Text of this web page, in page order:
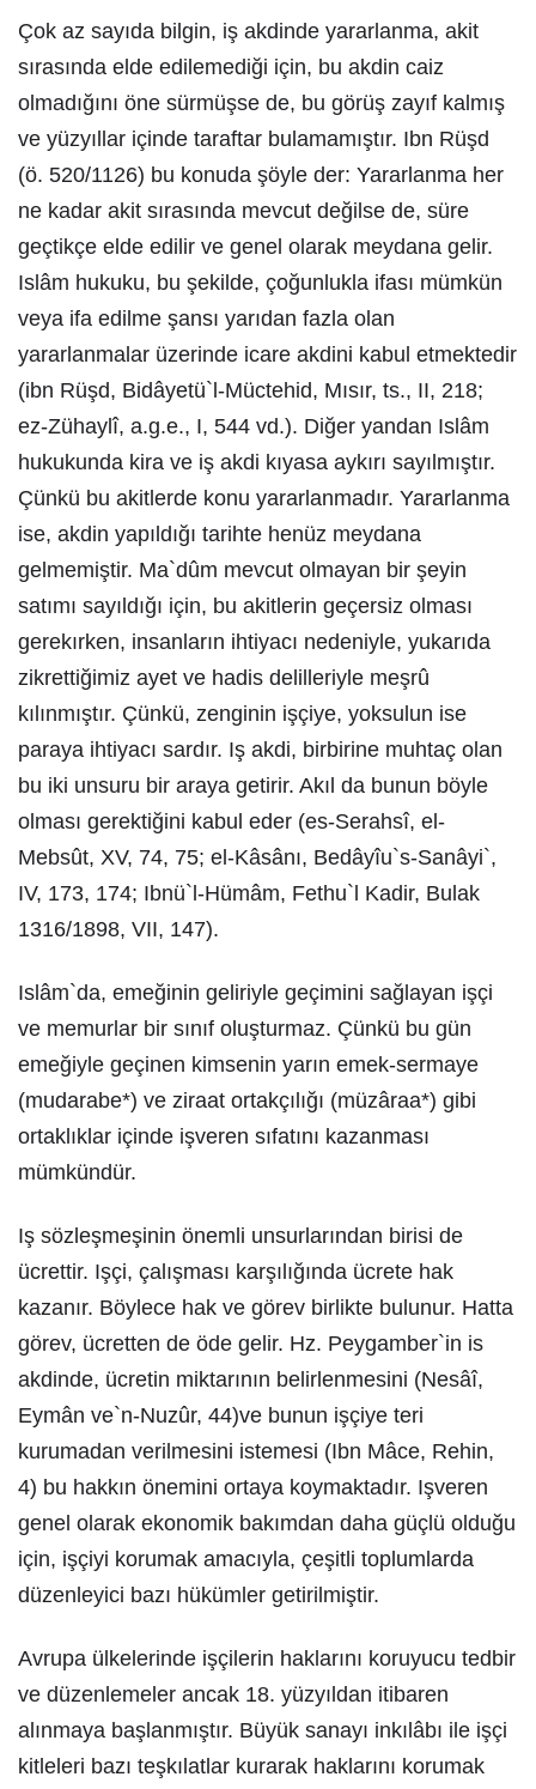
Çok az sayıda bilgin, iş akdinde yararlanma, akit
sırasında elde edilemediği için, bu akdin caiz
olmadığını öne sürmüşse de, bu görüş zayıf kalmış
ve yüzyıllar içinde taraftar bulamamıştır. Ibn Rüşd
(ö. 520/1126) bu konuda şöyle der: Yararlanma her
ne kadar akit sırasında mevcut değilse de, süre
geçtikçe elde edilir ve genel olarak meydana gelir.
Islâm hukuku, bu şekilde, çoğunlukla ifası mümkün
veya ifa edilme şansı yarıdan fazla olan
yararlanmalar üzerinde icare akdini kabul etmektedir
(ibn Rüşd, Bidâyetü`l-Müctehid, Mısır, ts., II, 218;
ez-Zühaylî, a.g.e., I, 544 vd.). Diğer yandan Islâm
hukukunda kira ve iş akdi kıyasa aykırı sayılmıştır.
Çünkü bu akitlerde konu yararlanmadır. Yararlanma
ise, akdin yapıldığı tarihte henüz meydana
gelmemiştir. Ma`dûm mevcut olmayan bir şeyin
satımı sayıldığı için, bu akitlerin geçersiz olması
gerekırken, insanların ihtiyacı nedeniyle, yukarıda
zikrettiğimiz ayet ve hadis delilleriyle meşrû
kılınmıştır. Çünkü, zenginin işçiye, yoksulun ise
paraya ihtiyacı sardır. Iş akdi, birbirine muhtaç olan
bu iki unsuru bir araya getirir. Akıl da bunun böyle
olması gerektiğini kabul eder (es-Serahsî, el-
Mebsût, XV, 74, 75; el-Kâsânı, Bedâyîu`s-Sanâyi`,
IV, 173, 174; Ibnü`l-Hümâm, Fethu`l Kadir, Bulak
1316/1898, VII, 147).
Islâm`da, emeğinin geliriyle geçimini sağlayan işçi
ve memurlar bir sınıf oluşturmaz. Çünkü bu gün
emeğiyle geçinen kimsenin yarın emek-sermaye
(mudarabe*) ve ziraat ortakçılığı (müzâraa*) gibi
ortaklıklar içinde işveren sıfatını kazanması
mümkündür.
Iş sözleşmeşinin önemli unsurlarından birisi de
ücrettir. Işçi, çalışması karşılığında ücrete hak
kazanır. Böylece hak ve görev birlikte bulunur. Hatta
görev, ücretten de öde gelir. Hz. Peygamber`in is
akdinde, ücretin miktarının belirlenmesini (Nesâî,
Eymân ve`n-Nuzûr, 44)ve bunun işçiye teri
kurumadan verilmesini istemesi (Ibn Mâce, Rehin,
4) bu hakkın önemini ortaya koymaktadır. Işveren
genel olarak ekonomik bakımdan daha güçlü olduğu
için, işçiyi korumak amacıyla, çeşitli toplumlarda
düzenleyici bazı hükümler getirilmiştir.
Avrupa ülkelerinde işçilerin haklarını koruyucu tedbir
ve düzenlemeler ancak 18. yüzyıldan itibaren
alınmaya başlanmıştır. Büyük sanayı inkılâbı ile işçi
kitleleri bazı teşkılatlar kurarak haklarını korumak